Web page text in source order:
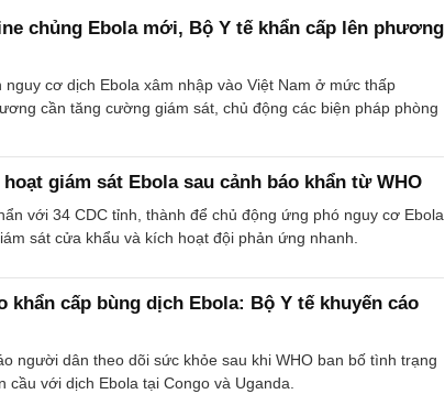
chủng Ebola mới, Bộ Y tế khẩn cấp lên phương
nguy cơ dịch Ebola xâm nhập vào Việt Nam ở mức thấp
cần tăng cường giám sát, chủ động các biện pháp phòng
giám sát Ebola sau cảnh báo khẩn từ WHO
với 34 CDC tỉnh, thành để chủ động ứng phó nguy cơ Ebola
sát cửa khẩu và kích hoạt đội phản ứng nhanh.
khẩn cấp bùng dịch Ebola: Bộ Y tế khuyến cáo
người dân theo dõi sức khỏe sau khi WHO ban bố tình trạng
cầu với dịch Ebola tại Congo và Uganda.